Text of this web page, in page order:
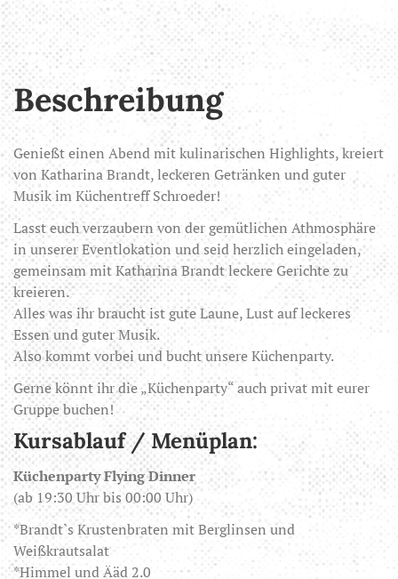
Beschreibung
Genießt einen Abend mit kulinarischen Highlights, kreiert
von Katharina Brandt, leckeren Getränken und guter
Musik im Küchentreff Schroeder!
Lasst euch verzaubern von der gemütlichen Athmosphäre
in unserer Eventlokation und seid herzlich eingeladen,
gemeinsam mit Katharina Brandt leckere Gerichte zu
kreieren.
Alles was ihr braucht ist gute Laune, Lust auf leckeres
Essen und guter Musik.
Also kommt vorbei und bucht unsere Küchenparty.
Gerne könnt ihr die „Küchenparty“ auch privat mit eurer
Gruppe buchen!
Kursablauf / Menüplan:
Küchenparty Flying Dinner
(ab 19:30 Uhr bis 00:00 Uhr)
*Brandt`s Krustenbraten mit Berglinsen und
Weißkrautsalat
*Himmel und Ääd 2.0